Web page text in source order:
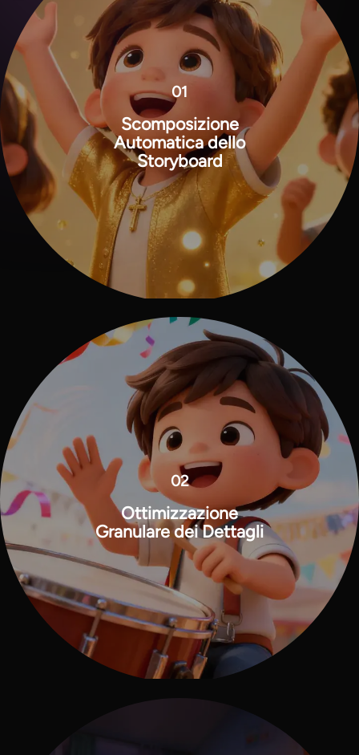
View all tools
01
Scomposizione
Automatica dello
Storyboard
02
Ottimizzazione
Granulare dei Dettagli